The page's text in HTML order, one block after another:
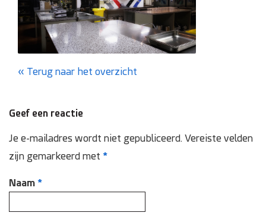
Keuring NEN 3140
Zonnepanelen
Contact
Terug naar het overzicht
Geef een reactie
Je e-mailadres wordt niet gepubliceerd. Vereiste velden
zijn gemarkeerd met *
Naam *